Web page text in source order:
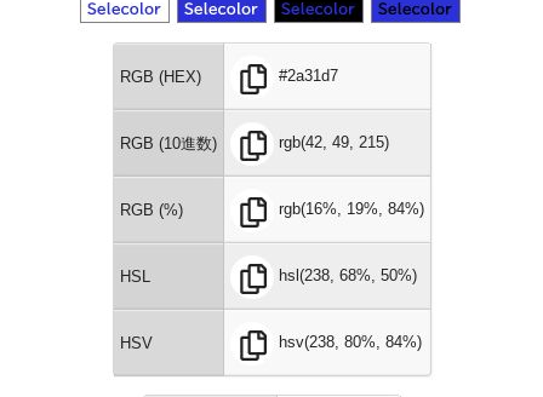
RGB (HEX) #2a31d7
RGB (10進数) rgb(42, 49, 215)
RGB (%) rgb(16%, 19%, 84%)
HSL hsl(238, 68%, 50%)
HSV hsv(238, 80%, 84%)